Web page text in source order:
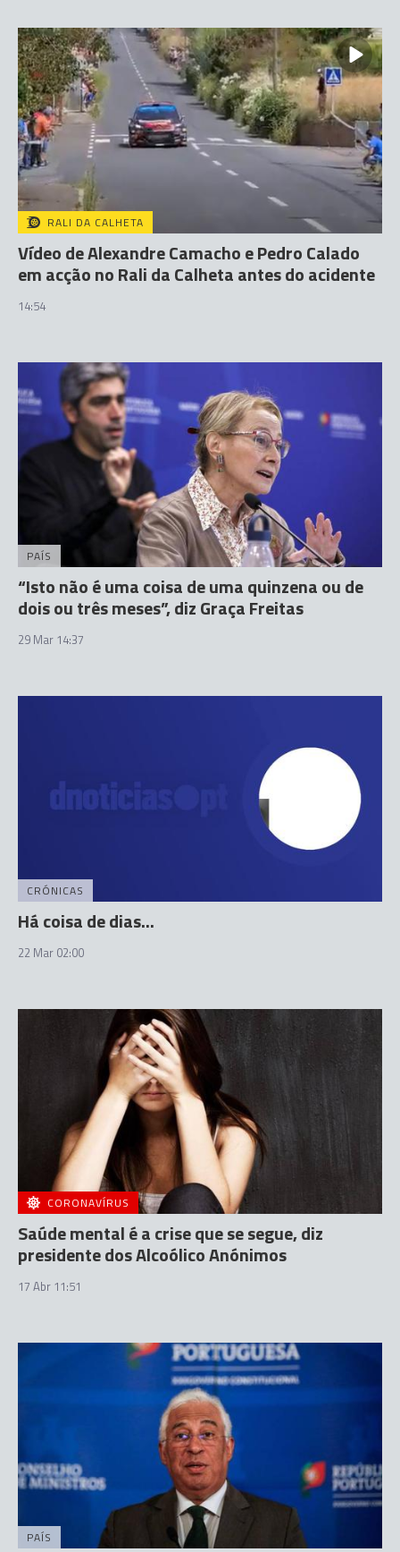
RALI DA CALHETA
Vídeo de Alexandre Camacho e Pedro Calado
em acção no Rali da Calheta antes do acidente
14:54
PAÍS
“Isto não é uma coisa de uma quinzena ou de
dois ou três meses”, diz Graça Freitas
29 Mar 14:37
CRÓNICAS
Há coisa de dias...
22 Mar 02:00
CORONAVÍRUS
Saúde mental é a crise que se segue, diz
presidente dos Alcoólico Anónimos
17 Abr 11:51
PAÍS